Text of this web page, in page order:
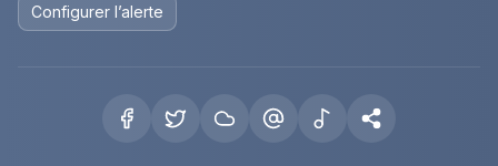
Configurer l’alerte